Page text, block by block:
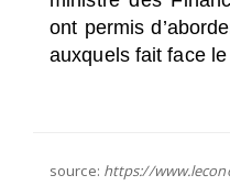
ont permis
auxquels fait face
source: https://